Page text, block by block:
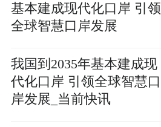
基本建成现代化口岸 引领
全球智慧口岸发展
我国到2035年基本建成现
代化口岸 引领全球智慧口
岸发展_当前快讯